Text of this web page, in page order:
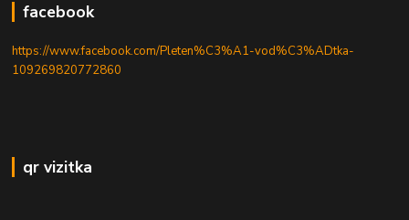
facebook
https://www.facebook.com/Pleten%C3%A1-vod%C3%ADtka-
109269820772860
qr vizitka